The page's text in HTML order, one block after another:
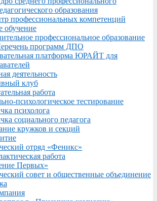
образования
профессиональных компетенций
обучение
профессиональное образование
программ ДПО
платформа ЮРАЙТ для
деятельность
клуб
работа
психологическое тестирование
психолога
социального педагога
кружков и секций
отряд «Феникс»
работа
Первых»
совет и общественные объединение